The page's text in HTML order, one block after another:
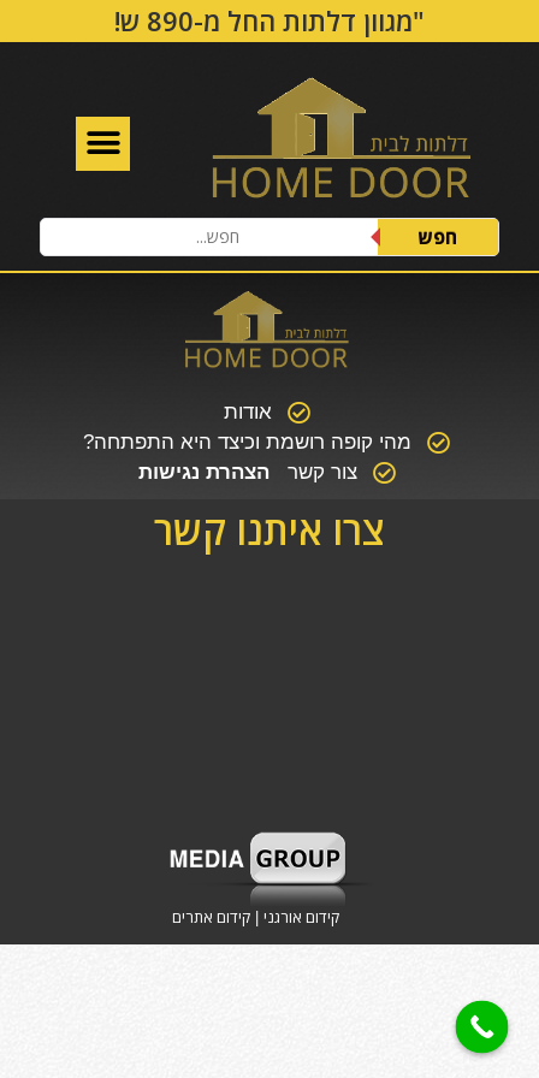
!מגוון דלתות החל מ-890 ש"ח
חפש
אודות
מהי קופה רושמת וכיצד היא התפתחה?
צור קשר
הצהרת נגישות
צרו איתנו קשר
קידום אורגני | קידום אתרים